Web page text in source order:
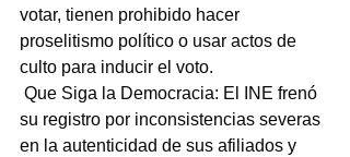
votar, tienen prohibido hacer
proselitismo político o usar actos de
culto para inducir el voto.
Que Siga la Democracia: El INE frenó
su registro por inconsistencias severas
en la autenticidad de sus afiliados y